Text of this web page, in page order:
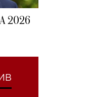
2026